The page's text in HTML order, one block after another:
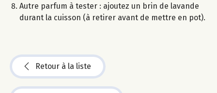
Autre parfum à tester : ajoutez un brin de lavande
durant la cuisson (à retirer avant de mettre en pot).
Retour à la liste